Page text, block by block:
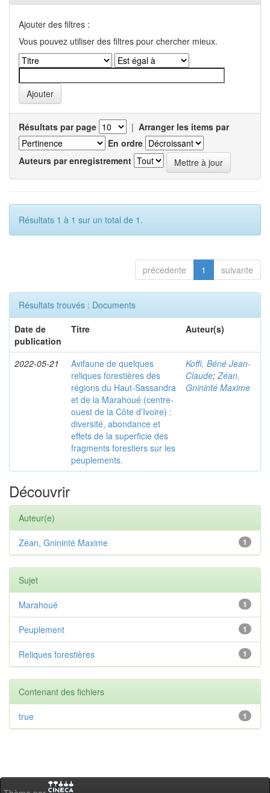
Ajouter des filtres :
Vous pouvez utiliser des filtres pour chercher mieux.
Résultats par page | Arranger les items par
En ordre
Auteurs par enregistrement
Résultats 1 à 1 sur un total de 1.
précédente 1 suivante
Résultats trouvés : Documents
Date de
publication
Titre Auteur(s)
2022-05-21
Avifaune de quelques
reliques forestières des
régions du Haut-Sassandra
et de la Marahoué (centre-
ouest de la Côte d’Ivoire) :
diversité, abondance et
effets de la superficie des
fragments forestiers sur les
peuplements.
Koffi, Béné Jean-
Claude; Zéan,
Gnininté Maxime
Découvrir
Auteur(e)
1
Zéan, Gnininté Maxime
Sujet
1
Marahoué
1
Peuplement
1
Reliques forestières
Contenant des fichiers
1
true